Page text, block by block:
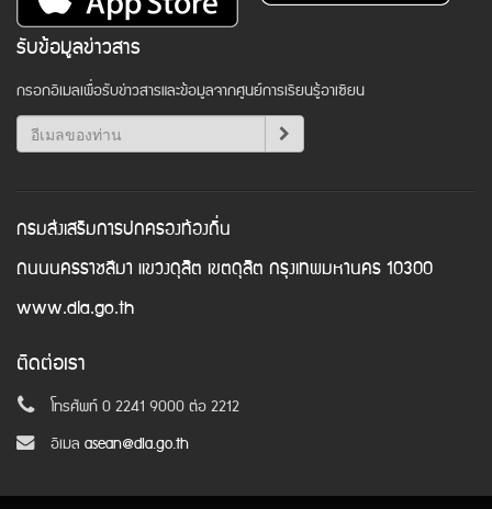
รับข้อมูลข่าวสาร
กรอกอีเมลเพื่อรับข่าวสารและข้อมูลจากศูนย์การเรียนรู้อาเซียน
กรมส่งเสริมการปกครองท้องถิ่น
ถนนนครราชสีมา แขวงดุสิต เขตดุสิต กรุงเทพมหานคร 10300
www.dla.go.th
ติดต่อเรา
โทรศัพท์ 0 2241 9000 ต่อ 2212
อีเมล asean@dla.go.th